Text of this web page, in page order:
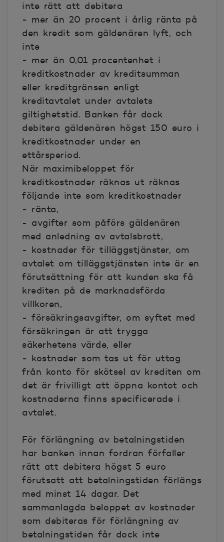
inte rätt att debitera
- mer än 20 procent i årlig ränta på
den kredit som gäldenären lyft, och
inte
- mer än 0,01 procentenhet i
kreditkostnader av kreditsumman
eller kreditgränsen enligt
kreditavtalet under avtalets
giltighetstid. Banken får dock
debitera gäldenären högst 150 euro i
kreditkostnader under en
ettårsperiod.
När maximibeloppet för
kreditkostnader räknas ut räknas
följande inte som kreditkostnader
- ränta,
- avgifter som påförs gäldenären
med anledning av avtalsbrott,
- kostnader för tilläggstjänster, om
avtalet om tilläggstjänsten inte är en
förutsättning för att kunden ska få
krediten på de marknadsförda
villkoren,
- försäkringsavgifter, om syftet med
försäkringen är att trygga
säkerhetens värde, eller
- kostnader som tas ut för uttag
från konto för skötsel av krediten om
det är frivilligt att öppna kontot och
kostnaderna finns specificerade i
avtalet.
För förlängning av betalningstiden
har banken innan fordran förfaller
rätt att debitera högst 5 euro
förutsatt att betalningstiden förlängs
med minst 14 dagar. Det
sammanlagda beloppet av kostnader
som debiteras för förlängning av
betalningstiden får dock inte